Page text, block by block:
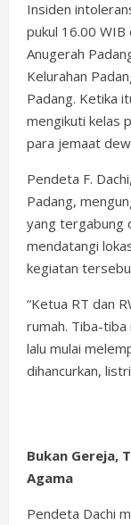
Insiden
pukul 16.00 WIB
Anugerah
Kelurahan
Padang. Ketika
mengikuti kelas
para jemaat
Pendeta F.
Padang,
yang tergabung
mendatangi
kegiatan
“Ketua RT dan
rumah. Tiba-tiba
lalu mulai
dihancurkan,
Bukan Gereja,
Agama
Pendeta Dachi